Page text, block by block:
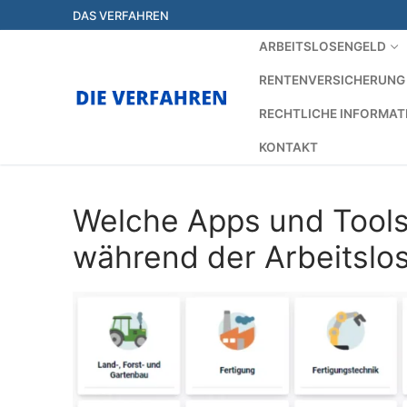
Inhalt
DAS VERFAHREN
ARBEITSLOSENGELD
RENTENVERSICHERUNG
RECHTLICHE
KONTAKT
Welche Apps und
während der